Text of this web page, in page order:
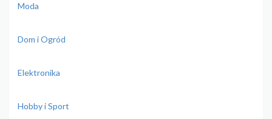
Moda
Dom i Ogród
Elektronika
Hobby i Sport